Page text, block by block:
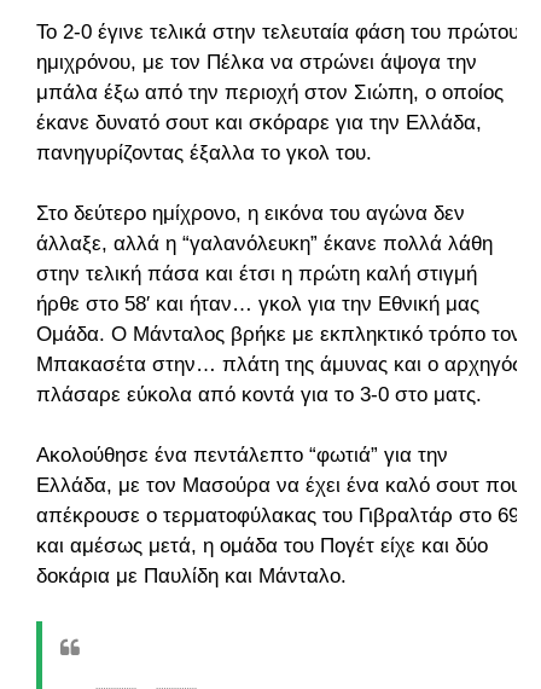
Το 2-0 έγινε τελικά στην τελευταία φάση του πρώτου
ημιχρόνου, με τον Πέλκα να στρώνει άψογα την
μπάλα έξω από την περιοχή στον Σιώπη, ο οποίος
έκανε δυνατό σουτ και σκόραρε για την Ελλάδα,
πανηγυρίζοντας έξαλλα το γκολ του.
Στο δεύτερο ημίχρονο, η εικόνα του αγώνα δεν
άλλαξε, αλλά η “γαλανόλευκη” έκανε πολλά λάθη
στην τελική πάσα και έτσι η πρώτη καλή στιγμή
ήρθε στο 58′ και ήταν… γκολ για την Εθνική μας
Ομάδα. Ο Μάνταλος βρήκε με εκπληκτικό τρόπο τον
Μπακασέτα στην… πλάτη της άμυνας και ο αρχηγός
πλάσαρε εύκολα από κοντά για το 3-0 στο ματς.
Ακολούθησε ένα πεντάλεπτο “φωτιά” για την
Ελλάδα, με τον Μασούρα να έχει ένα καλό σουτ που
απέκρουσε ο τερματοφύλακας του Γιβραλτάρ στο 69′
και αμέσως μετά, η ομάδα του Πογέτ είχε και δύο
δοκάρια με Παυλίδη και Μάνταλο.